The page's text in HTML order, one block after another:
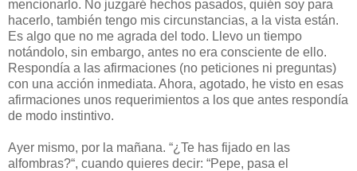
mencionarlo. No juzgaré hechos pasados, quién soy para
hacerlo, también tengo mis circunstancias, a la vista están.
Es algo que no me agrada del todo. Llevo un tiempo
notándolo, sin embargo, antes no era consciente de ello.
Respondía a las afirmaciones (no peticiones ni preguntas)
con una acción inmediata. Ahora, agotado, he visto en esas
afirmaciones unos requerimientos a los que antes respondía
de modo instintivo.
Ayer mismo, por la mañana. “¿Te has fijado en las
alfombras?“, cuando quieres decir: “Pepe, pasa el